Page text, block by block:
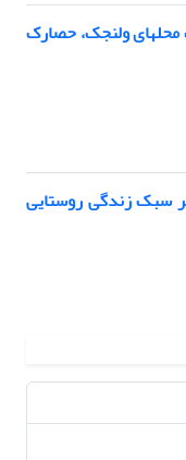
محله‏ای ولنجک، حصارک
سبک زندگی روستایی